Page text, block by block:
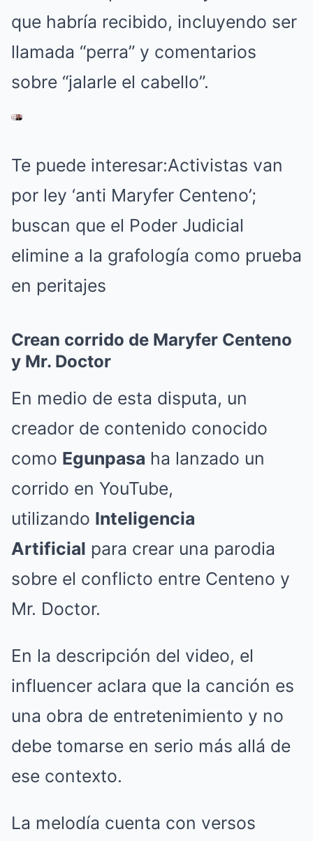
que habría recibido, incluyendo ser
llamada “perra” y comentarios
sobre “jalarle el cabello”.
Te puede interesar:Activistas van
por ley ‘anti Maryfer Centeno’;
buscan que el Poder Judicial
elimine a la grafología como prueba
en peritajes
Crean corrido de Maryfer Centeno
y Mr. Doctor
En medio de esta disputa, un
creador de contenido conocido
como Egunpasa ha lanzado un
corrido en YouTube,
utilizando Inteligencia
Artificial para crear una parodia
sobre el conflicto entre Centeno y
Mr. Doctor.
En la descripción del video, el
influencer aclara que la canción es
una obra de entretenimiento y no
debe tomarse en serio más allá de
ese contexto.
La melodía cuenta con versos